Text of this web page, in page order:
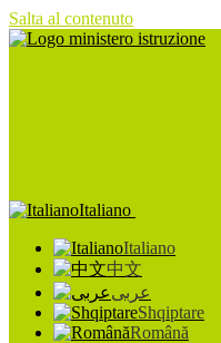
Salta al contenuto
Italiano
Italiano
中文
عربى
Shqiptare
Română